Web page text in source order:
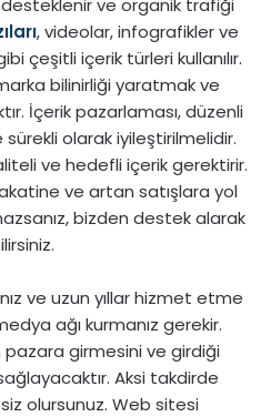
ve organik trafiği
, videolar, infografikler ve
çeşitli içerik türleri kullanılır.
bilinirliği yaratmak ve
İçerik pazarlaması, düzenli
olarak iyileştirilmelidir.
ve hedefli içerik gerektirir.
ve artan satışlara yol
bizden destek alarak
ve uzun yıllar hizmet etme
ağı kurmanız gerekir.
pazara girmesini ve girdiği
Aksi takdirde
olursunuz. Web sitesi